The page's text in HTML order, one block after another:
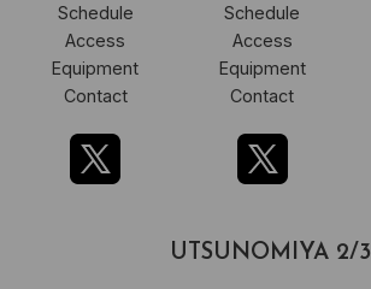
Schedule
Access
Equipment
Contact
Schedule
Access
Equipment
Contact
UTSUNOMIYA 2/3